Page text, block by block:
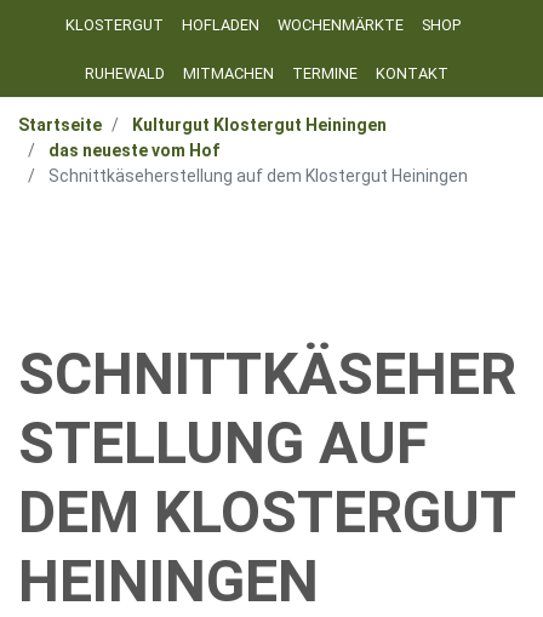
KLOSTERGUT HOFLADEN WOCHENMÄRKTE SHOP
RUHEWALD MITMACHEN TERMINE KONTAKT
Startseite
Kulturgut Klostergut Heiningen
das neueste vom Hof
Schnittkäseherstellung auf dem Klostergut Heiningen
SCHNITTKÄSEHER
STELLUNG AUF
DEM KLOSTERGUT
HEININGEN